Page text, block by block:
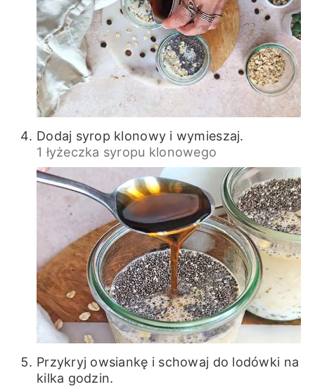
Dodaj syrop klonowy i wymieszaj.
1 łyżeczka syropu klonowego
Przykryj owsiankę i schowaj do lodówki na
kilka godzin.